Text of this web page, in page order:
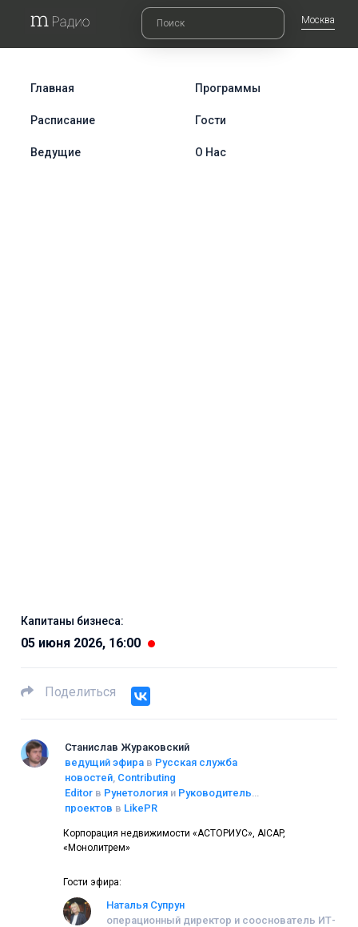
Москва
Главная Программы
Расписание Гости
Ведущие О Нас
Капитаны бизнеса:
05 июня 2026, 16:00
Поделиться
Станислав Жураковский
ведущий эфира в Русская служба
новостей, Contributing
Editor в Рунетология и Руководитель
проектов в LikePR
Корпорация недвижимости «АСТОРИУС», AICAP,
«Монолитрем»
Гости эфира:
Наталья Супрун
операционный директор и сооснователь ИТ-